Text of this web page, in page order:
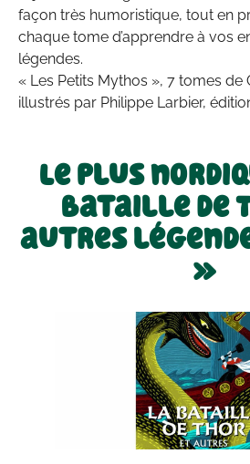
façon très humoristique, tout en
chaque tome d’apprendre à vos
légendes.
« Les Petits Mythos », 7 tomes de
illustrés par Philippe Larbier,
Le plus
bataille de
autres
»